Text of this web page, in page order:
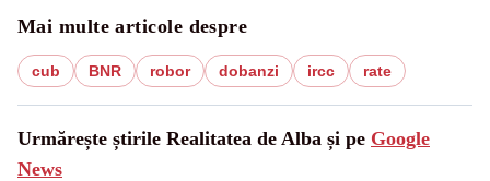
Mai multe articole despre
cub BNR robor dobanzi ircc rate
Urmărește știrile Realitatea de Alba și pe Google
News